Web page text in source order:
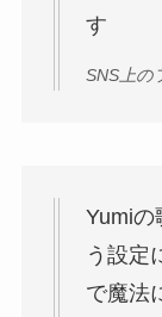
す
SNS上の
Yumiの
う設定
で魔法